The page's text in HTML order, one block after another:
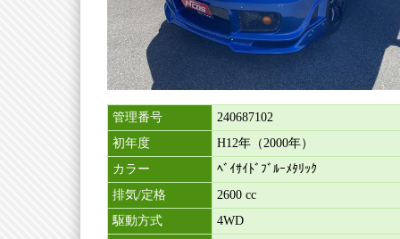
管理番号
240687102
初年度
H12年（2000年）
カラー
ﾍﾞｲｻｲﾄﾞﾌﾞﾙｰﾒﾀﾘｯｸ
排気/定格
2600 cc
駆動方式
4WD